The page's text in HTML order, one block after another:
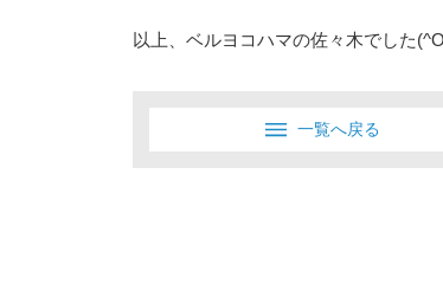
以上、ベルヨコハマの佐々木でした
一覧へ戻る